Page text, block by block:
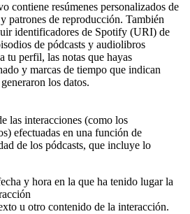
contiene resúmenes personalizados de
patrones de reproducción. También
identificadores de Spotify (URI) de
de pódcasts y audiolibros
tu perfil, las notas que hayas
y marcas de tiempo que indican
los datos.
las interacciones (como los
efectuadas en una función de
de los pódcasts, que incluye lo
y hora en la que ha tenido lugar la
u otro contenido de la interacción.